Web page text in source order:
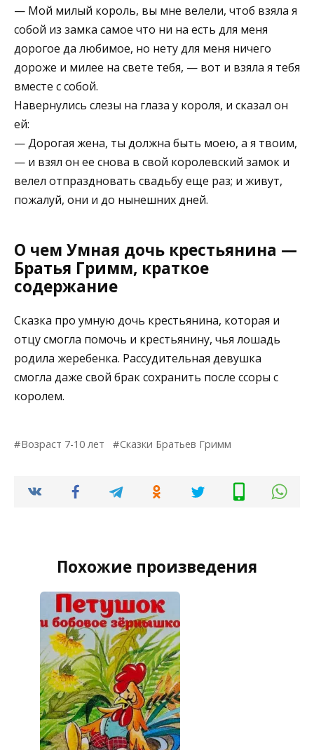
— Мой милый король, вы мне велели, чтоб взяла я
собой из замка самое что ни на есть для меня
дорогое да любимое, но нету для меня ничего
дороже и милее на свете тебя, — вот и взяла я тебя
вместе с собой.
Навернулись слезы на глаза у короля, и сказал он
ей:
— Дорогая жена, ты должна быть моею, а я твоим,
— и взял он ее снова в свой королевский замок и
велел отпраздновать свадьбу еще раз; и живут,
пожалуй, они и до нынешних дней.
О чем Умная дочь крестьянина —
Братья Гримм, краткое
содержание
Сказка про умную дочь крестьянина, которая и
отцу смогла помочь и крестьянину, чья лошадь
родила жеребенка. Рассудительная девушка
смогла даже свой брак сохранить после ссоры с
королем.
Возраст 7-10 лет Сказки Братьев Гримм
Похожие произведения